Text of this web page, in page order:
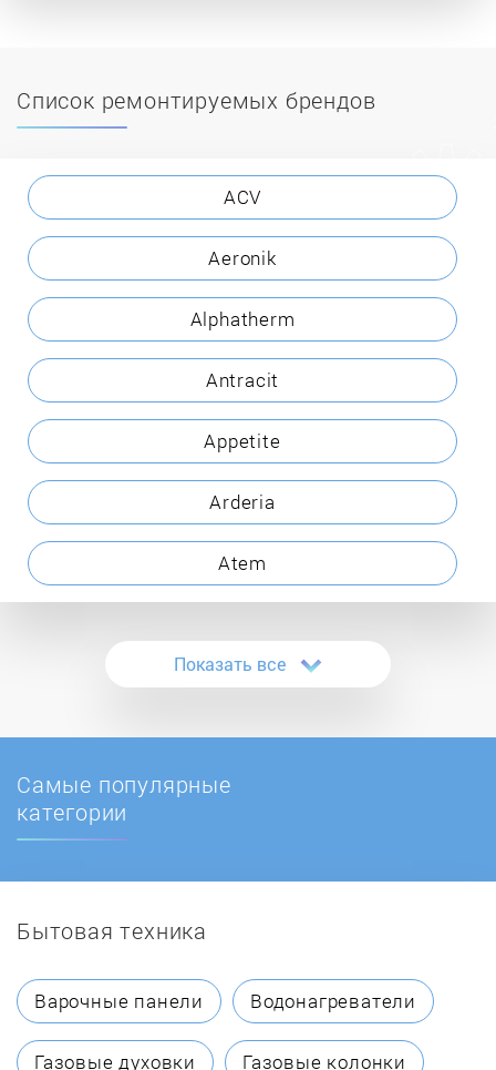
Список ремонтируемых брендов
ACV
Aeronik
Alphatherm
Antracit
Appetite
Arderia
Atem
ATON
Ballu
BAXI
Beretta
Показать все
Самые популярные
категории
Бытовая техника
Варочные панели Водонагреватели
Газовые духовки Газовые колонки